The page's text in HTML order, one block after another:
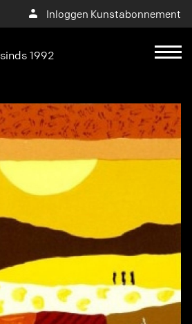
Inloggen Kunstabonnement
sinds 1992